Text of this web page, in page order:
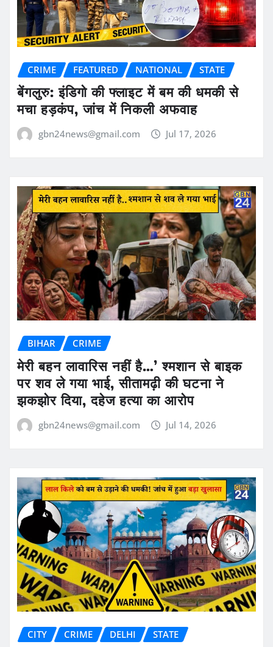
CRIME FEATURED NATIONAL STATE
बेंगलुरु: इंडिगो की फ्लाइट में बम की धमकी से
मचा हड़कंप, जांच में निकली अफवाह
gbn24news@gmail.com Jul 17, 2026
BIHAR CRIME
मेरी बहन लावारिस नहीं है…’ श्मशान से बाइक
पर शव ले गया भाई, सीतामढ़ी की घटना ने
झकझोर दिया, दहेज हत्या का आरोप
gbn24news@gmail.com Jul 14, 2026
CITY CRIME DELHI STATE